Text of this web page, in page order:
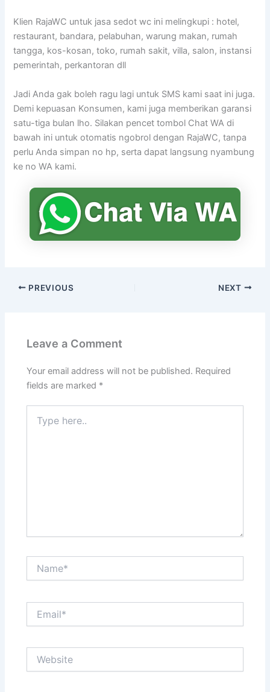
Klien RajaWC untuk jasa sedot wc ini melingkupi : hotel,
restaurant, bandara, pelabuhan, warung makan, rumah
tangga, kos-kosan, toko, rumah sakit, villa, salon, instansi
pemerintah, perkantoran dll
Jadi Anda gak boleh ragu lagi untuk SMS kami saat ini juga.
Demi kepuasan Konsumen, kami juga memberikan garansi
satu-tiga bulan lho. Silakan pencet tombol Chat WA di
bawah ini untuk otomatis ngobrol dengan RajaWC, tanpa
perlu Anda simpan no hp, serta dapat langsung nyambung
ke no WA kami.
PREVIOUS NEXT
Leave a Comment
Your email address will not be published. Required
fields are marked *
here..